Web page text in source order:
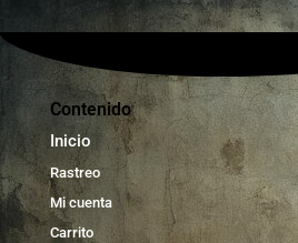
Contenido
Inicio
Rastreo
Mi cuenta
Carrito